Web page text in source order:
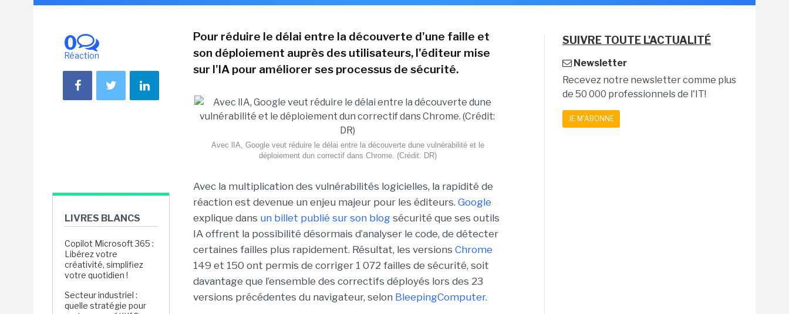
0
Réaction
LIVRES BLANCS
Copilot Microsoft 365 :
Libérez votre
créativité, simplifiez
votre quotidien !
Secteur industriel :
quelle stratégie pour
Pour réduire le délai entre la découverte d'une faille et
son déploiement auprès des utilisateurs, l'éditeur mise
sur l'IA pour améliorer ses processus de sécurité.
Avec lIA, Google veut réduire le délai entre la découverte dune vulnérabilité et le
déploiement dun correctif dans Chrome. (Crédit: DR)
Avec la multiplication des vulnérabilités logicielles, la rapidité de
réaction est devenue un enjeu majeur pour les éditeurs. Google
explique dans un billet publié sur son blog sécurité que ses outils
IA offrent la possibilité désormais d’analyser le code, de détecter
certaines failles plus rapidement. Résultat, les versions Chrome
149 et 150 ont permis de corriger 1 072 failles de sécurité, soit
davantage que l’ensemble des correctifs déployés lors des 23
versions précédentes du navigateur, selon BleepingComputer.
SUIVRE TOUTE L'ACTUALITÉ
Newsletter
Recevez notre newsletter comme plus
de 50 000 professionnels de l'IT!
JE M'ABONNE